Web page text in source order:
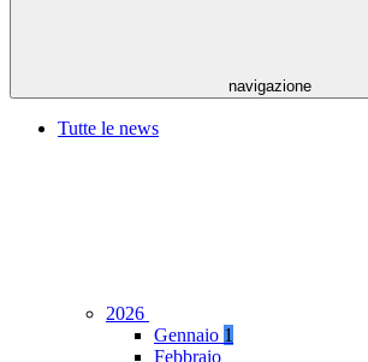
navigazione
Tutte le news
2026
Gennaio 1
Febbraio